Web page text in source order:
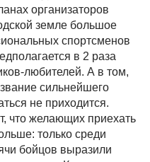
организаторов
земле большое
спортсменов
в 2 раза
любителей. А в том,
сильнейшего
не приходится.
что желающих приехать
только среди
бойцов выразили